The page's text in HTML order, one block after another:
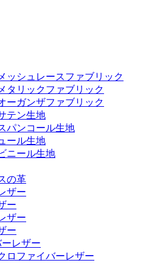
ッシュレースファブリック
タリックファブリック
ーガンザファブリック
テン生地
パンコール生地
ール生地
ニール生地
の革
ザー
ー
ザー
ー
レザー
ロファイバーレザー